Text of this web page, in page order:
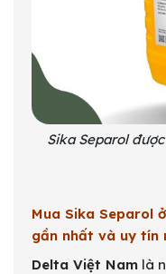
Sika Separol
Mua Sika Separol
gần nhất và uy tín
Delta Việt Nam là